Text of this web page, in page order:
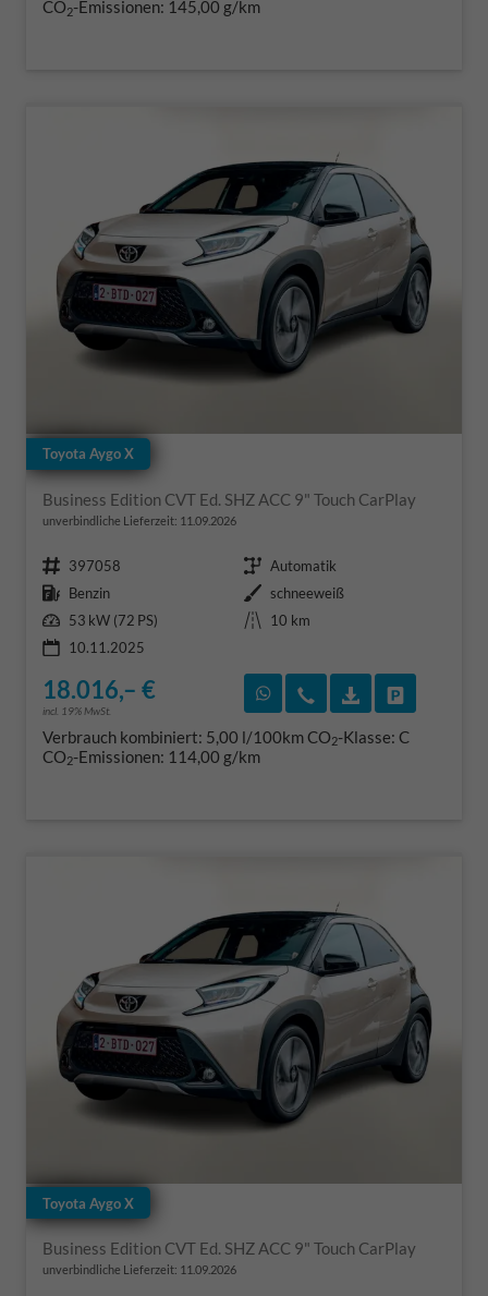
CO2-Emissionen: 145,00 g/km
Toyota Aygo X
Business Edition CVT Ed. SHZ ACC 9" Touch CarPlay
unverbindliche Lieferzeit: 11.09.2026
Fahrzeugnr. 397058 Getriebe Automatik
Kraftstoff Benzin Außenfarbe schneeweiß
Leistung 53 kW (72 PS) Kilometerstand
10 km
10.11.2025
18.016,– €
incl. 19% MwSt.
Rückruf vereinbaren
Wir rufen Sie an
Verbrauch kombiniert: 5,00 l/100kmCO2-Klasse: C
CO2-Emissionen: 114,00 g/km
Toyota Aygo X
Business Edition CVT Ed. SHZ ACC 9" Touch CarPlay
unverbindliche Lieferzeit: 11.09.2026